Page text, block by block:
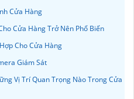
Cửa Hàng
Cửa Hàng Trở Nên Phổ Biến
Cho Cửa Hàng
Giám Sát
Vị Trí Quan Trọng Nào Trong Cửa